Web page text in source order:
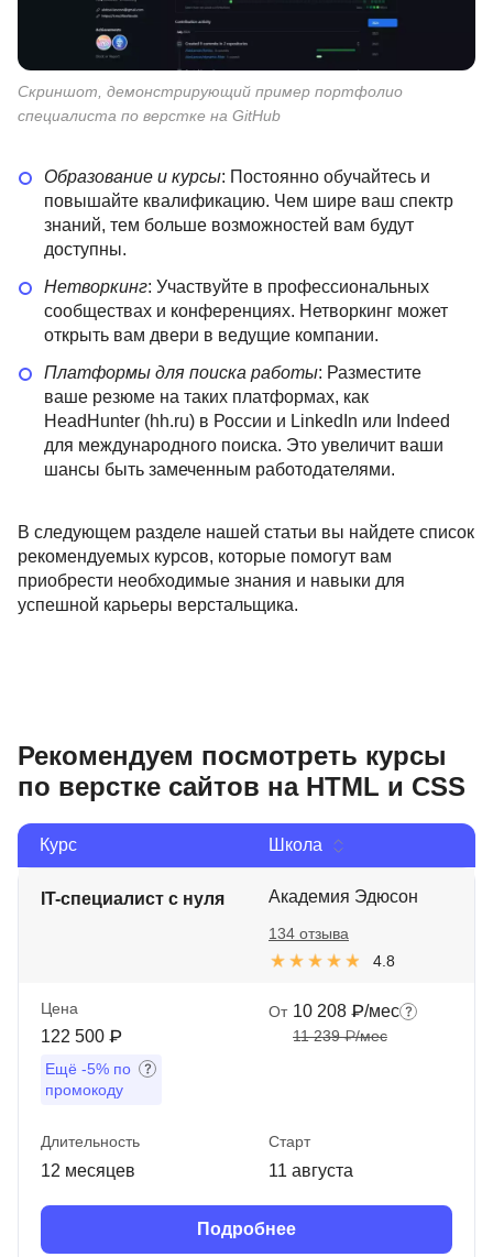
Скриншот, демонстрирующий пример портфолио
специалиста по верстке на GitHub
Образование и курсы: Постоянно обучайтесь и
повышайте квалификацию. Чем шире ваш спектр
знаний, тем больше возможностей вам будут
доступны.
Нетворкинг: Участвуйте в профессиональных
сообществах и конференциях. Нетворкинг может
открыть вам двери в ведущие компании.
Платформы для поиска работы: Разместите
ваше резюме на таких платформах, как
HeadHunter (hh.ru) в России и LinkedIn или Indeed
для международного поиска. Это увеличит ваши
шансы быть замеченным работодателями.
В следующем разделе нашей статьи вы найдете список
рекомендуемых курсов, которые помогут вам
приобрести необходимые знания и навыки для
успешной карьеры верстальщика.
Рекомендуем посмотреть курсы
по верстке сайтов на HTML и CSS
Курс Школа
IT-специалист с нуля Академия Эдюсон
4.8
134 отзыва
Цена
122 500 ₽
Ещё -5% по
промокоду
От 10 208 ₽/мес
11 239 ₽/мес
Длительность
12 месяцев
Старт
11 августа
Подробнее